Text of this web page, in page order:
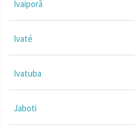
Ivaiporã
Ivaté
Ivatuba
Jaboti